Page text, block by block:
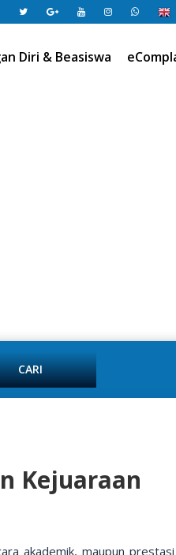
Diri & Beasiswa
Kejuaraan
akademik, maupun